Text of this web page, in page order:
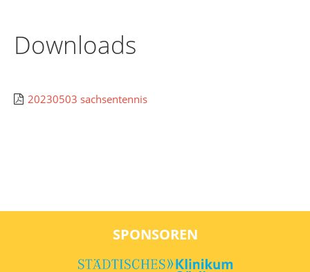
Downloads
20230503 sachsentennis
SPONSOREN